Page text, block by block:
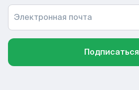
Электронная почта
Подписаться